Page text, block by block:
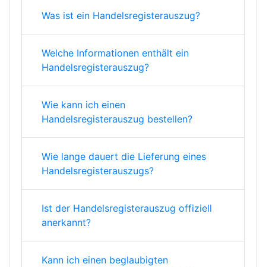
Was ist ein Handelsregisterauszug?
Welche Informationen enthält ein
Handelsregisterauszug?
Wie kann ich einen
Handelsregisterauszug bestellen?
Wie lange dauert die Lieferung eines
Handelsregisterauszugs?
Ist der Handelsregisterauszug offiziell
anerkannt?
Kann ich einen beglaubigten